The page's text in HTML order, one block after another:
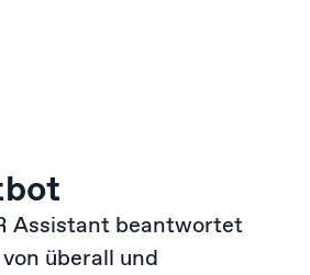
Assistant beantwortet
überall und